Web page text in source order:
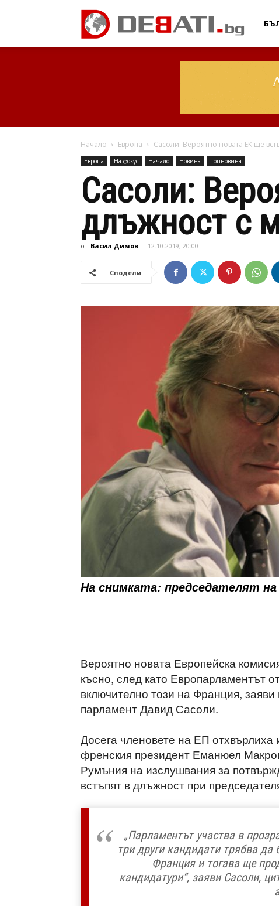
Начало Европа Сасоли: Вероятно новата ЕК ще
Европа На фокус Начало Новина Топновина
Сасоли:
длъжност с
от Васил Димов - 12.10.2019, 20:00
Сподели
На снимката: председателят
Вероятно новата Европейска
късно, след като Европарламентът
включително този на Франция,
парламент Давид Сасоли.
Досега членовете на ЕП
френския президент Еманюел
Румъния на изслушвания за
встъпят в длъжност при
„Парламентът участва в
три други кандидати трябва
Франция и тогава ще
кандидатури“, заяви Сасоли,